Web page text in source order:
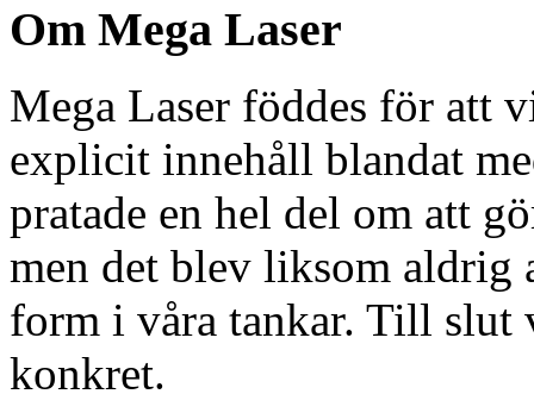
Om Mega Laser
Mega Laser föddes för att
explicit innehåll blandat
pratade en hel del om att
men det blev liksom aldrig
form i våra tankar. Till
konkret.